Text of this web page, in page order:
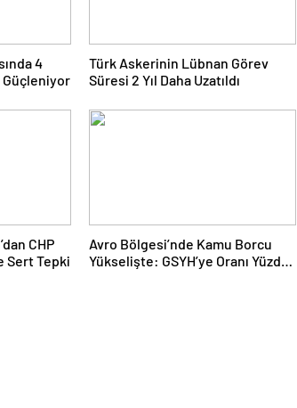
4
Türk Askerinin Lübnan Görev
Süresi 2 Yıl Daha Uzatıldı
CHP
Sert Tepki
Avro Bölgesi’nde Kamu Borcu
Yükselişte: GSYH’ye Oranı Yüzde